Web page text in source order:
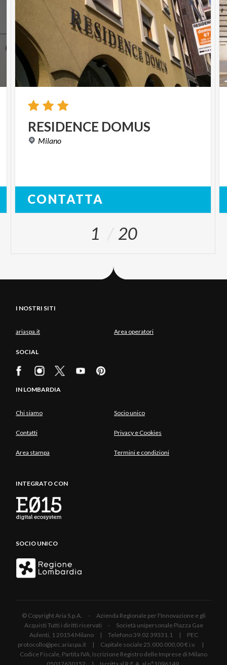
RESIDENCE DOMUS
Milano
CONTATTA
1 20
I NOSTRI SITI
ariaspa.it Area operatori
SOCIAL
IN LOMBARDIA
Chi siamo Socio unico
Contatti Privacy e Cookies
Area stampa Termini e condizioni
INTEGRATO CON
SOCIO UNICO
© Copyright Aria S.p.A. - Azienda Regionale per l'Innovazione e gli
Acquisti Tutti i diritti riservati - Società unipersonale Piazza Gae
Aulenti, 1 20154 Milano | Telefono 39.02 39331.1 | PEC
protocollo@pec.ariaspa.it | Capitale sociale 25.000.000,00 € i.v. |
Codice Fiscale, Partita IVA, Iscrizione Registro delle Imprese di Milano